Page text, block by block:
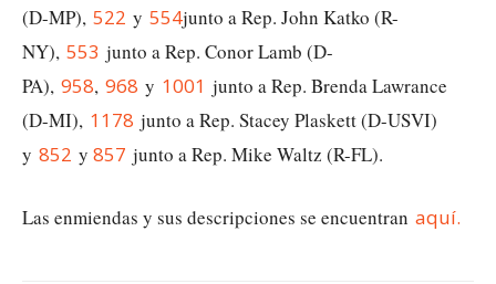
(D-MP), 522 y 554junto a Rep. John Katko (R-
NY), 553 junto a Rep. Conor Lamb (D-
PA), 958, 968 y 1001 junto a Rep. Brenda Lawrance
(D-MI), 1178 junto a Rep. Stacey Plaskett (D-USVI)
y 852 y 857 junto a Rep. Mike Waltz (R-FL).
Las enmiendas y sus descripciones se encuentran aquí.